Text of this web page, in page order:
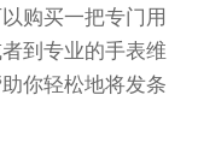
购买一把专门用
到专业的手表维
你轻松地将发条